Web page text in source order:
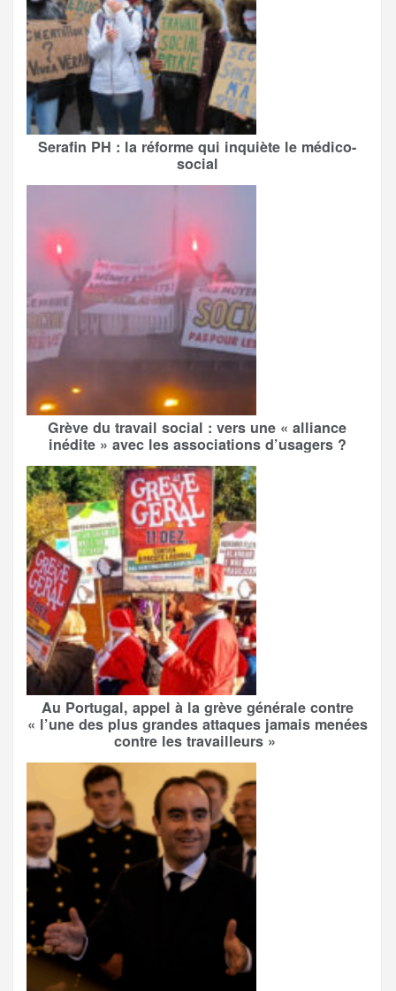
Serafin PH : la réforme qui inquiète le médico-
social
Grève du travail social : vers une « alliance
inédite » avec les associations d’usagers ?
Au Portugal, appel à la grève générale contre
« l’une des plus grandes attaques jamais menées
contre les travailleurs »